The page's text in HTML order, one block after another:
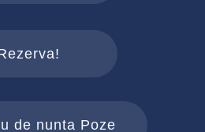
de nunta Poze